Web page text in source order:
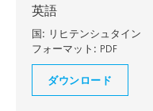
英語
国: リヒテンシュタイン
フォーマット: PDF
ダウンロード